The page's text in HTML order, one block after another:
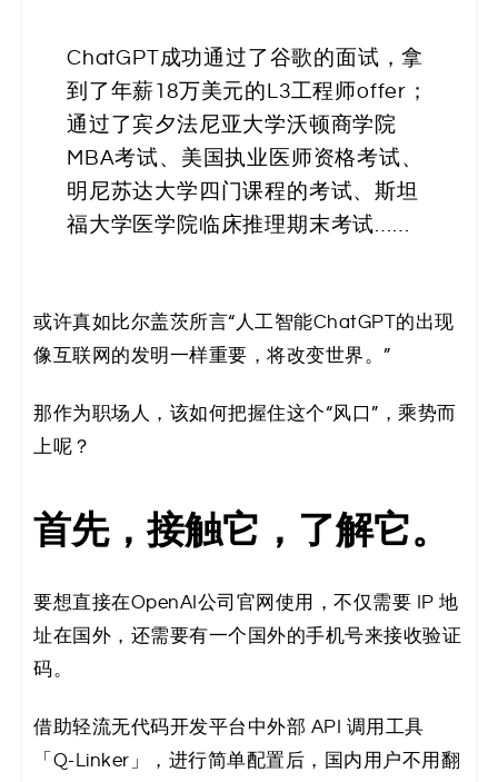
案
_
低
代
_
零
代
案
例
白
书
ChatGPT成功通过了谷歌的面试，拿
到了年薪18万美元的L3工程师offer；
通过了宾夕法尼亚大学沃顿商学院
MBA考试、美国执业医师资格考试、
明尼苏达大学四门课程的考试、斯坦
福大学医学院临床推理期末考试……
或许真如比尔盖茨所言“人工智能ChatGPT的出现
像互联网的发明一样重要，将改变世界。”
那作为职场人，该如何把握住这个“风口”，乘势而
上呢？
首先，接触它，了解它。
要想直接在OpenAI公司官网使用，不仅需要 IP 地
址在国外，还需要有一个国外的手机号来接收验证
码。
借助轻流无代码开发平台中外部 API 调用工具
「Q-Linker」，进行简单配置后，国内用户不用翻